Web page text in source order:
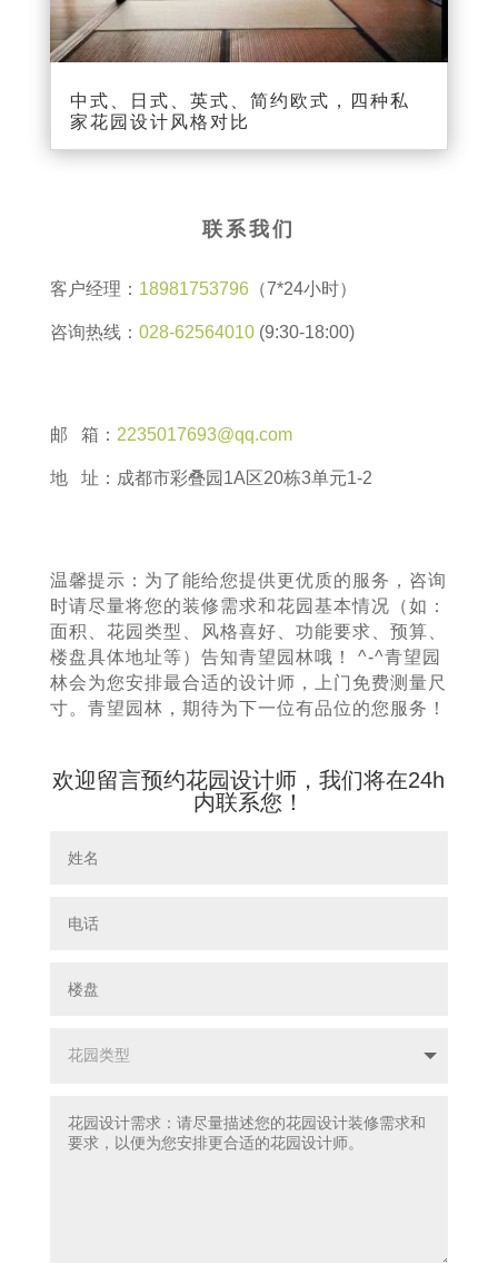
中式、日式、英式、简约欧式，四种私
家花园设计风格对比
联系我们
客户经理： 18981753796（7*24小时）
咨询热线： 028-62564010(9:30-18:00)
邮 箱： 2235017693@qq.com
地 址：成都市彩叠园1A区20栋3单元1-2
温馨提示：为了能给您提供更优质的服务，咨询
时请尽量将您的装修需求和花园基本情况（如：
面积、花园类型、风格喜好、功能要求、预算、
楼盘具体地址等）告知青望园林哦！ ^-^青望园
林会为您安排最合适的设计师，上门免费测量尺
寸。青望园林，期待为下一位有品位的您服务！
欢迎留言预约花园设计师，我们将在24h
内联系您！